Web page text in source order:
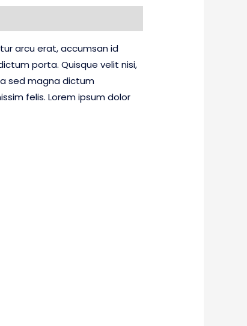
arcu erat, accumsan id
porta. Quisque velit nisi,
sed magna dictum
felis. Lorem ipsum dolor